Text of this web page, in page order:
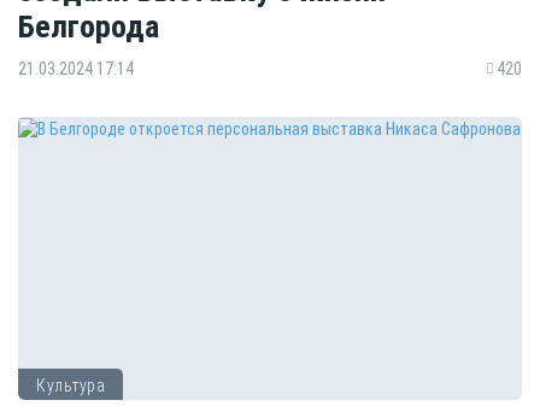
Белгорода
21.03.2024 17:14 420
Культура